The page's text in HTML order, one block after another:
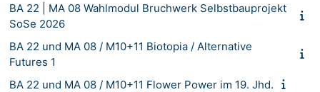
BA 22 | MA 08 Wahlmodul Bruchwerk Selbstbauprojekt
SoSe 2026
BA 22 und MA 08 / M10+11 Biotopia / Alternative
Futures 1
BA 22 und MA 08 / M10+11 Flower Power im 19. Jhd.